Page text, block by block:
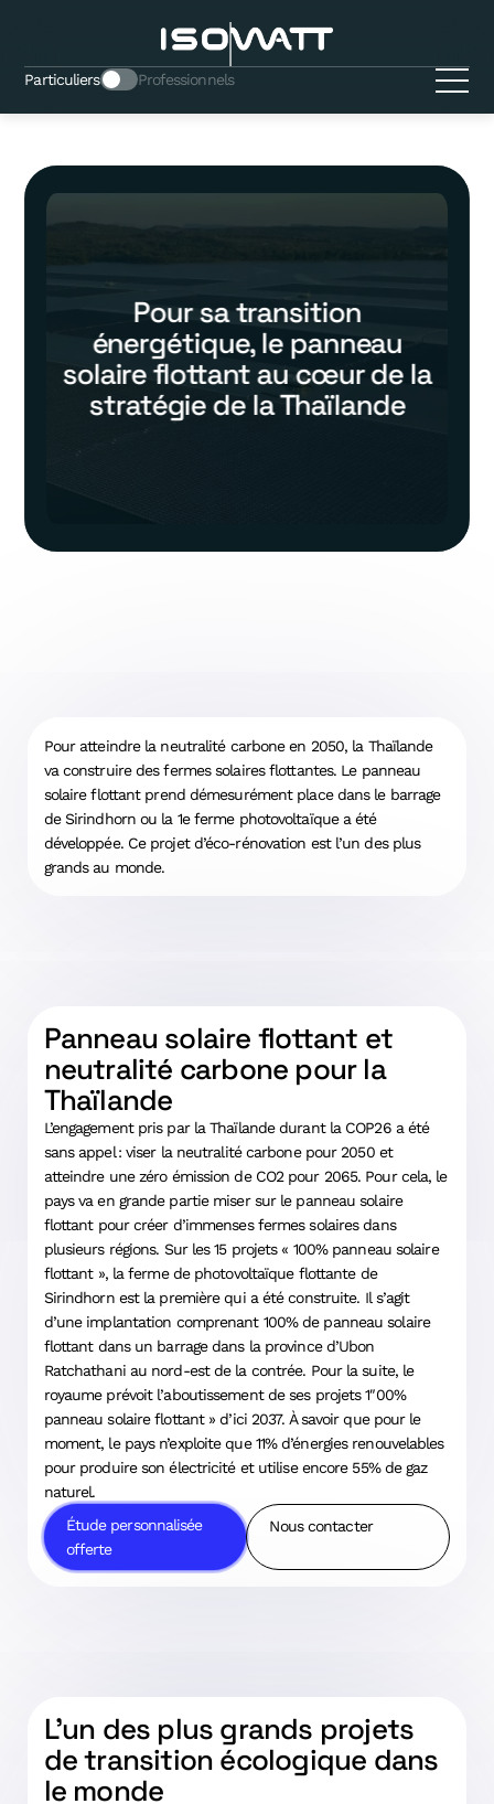
Particuliers Professionnels
Pour sa transition
énergétique, le panneau
solaire flottant au cœur de la
stratégie de la Thaïlande
Pour atteindre la neutralité carbone en 2050, la Thaïlande
va construire des fermes solaires flottantes. Le panneau
solaire flottant prend démesurément place dans le barrage
de Sirindhorn ou la 1e ferme photovoltaïque a été
développée. Ce projet d’éco-rénovation est l’un des plus
grands au monde.
Panneau solaire flottant et
neutralité carbone pour la
Thaïlande
L’engagement pris par la Thaïlande durant la COP26 a été
sans appel : viser la neutralité carbone pour 2050 et
atteindre une zéro émission de CO2 pour 2065. Pour cela, le
pays va en grande partie miser sur le panneau solaire
flottant pour créer d’immenses fermes solaires dans
plusieurs régions. Sur les 15 projets « 100% panneau solaire
flottant », la ferme de photovoltaïque flottante de
Sirindhorn est la première qui a été construite. Il s’agit
d’une implantation comprenant 100% de panneau solaire
flottant dans un barrage dans la province d’Ubon
Ratchathani au nord-est de la contrée. Pour la suite, le
royaume prévoit l’aboutissement de ses projets 1″00%
panneau solaire flottant » d’ici 2037. À savoir que pour le
moment, le pays n’exploite que 11% d’énergies renouvelables
pour produire son électricité et utilise encore 55% de gaz
naturel.
Étude personnalisée
offerte
Nous contacter
L’un des plus grands projets
de transition écologique dans
le monde